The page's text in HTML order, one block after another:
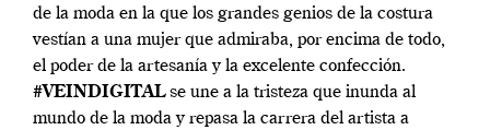
de la moda en la que los grandes genios de la costura
vestían a una mujer que admiraba, por encima de todo,
el poder de la artesanía y la excelente confección.
#VEINDIGITALse une a la tristeza que inunda al
mundo de la moda y repasa la carrera del artista a